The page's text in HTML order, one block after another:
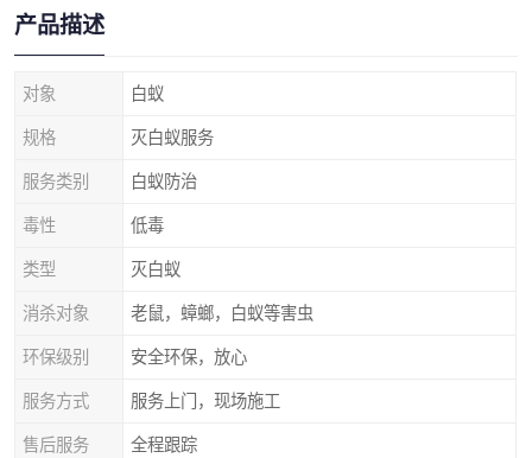
产品描述
对象 白蚁
规格 灭白蚁服务
服务类别 白蚁防治
毒性 低毒
类型 灭白蚁
消杀对象 老鼠，蟑螂，白蚁等害虫
环保级别 安全环保，放心
服务方式 服务上门，现场施工
售后服务 全程跟踪